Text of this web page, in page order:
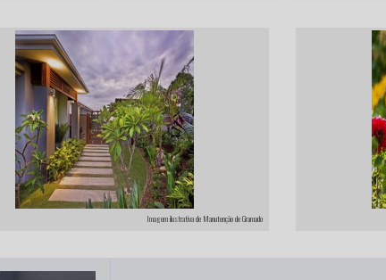
Imagem ilustrativa de Manutenção de Gramado